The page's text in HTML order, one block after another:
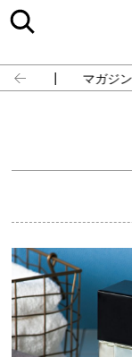
占い マガジン